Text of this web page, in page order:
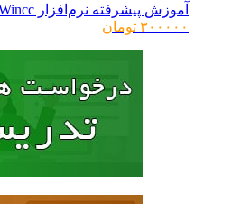
آموزش پیشرفته نرم‌افزار Wincc به صورت تصویری
۳۰۰۰۰۰ تومان